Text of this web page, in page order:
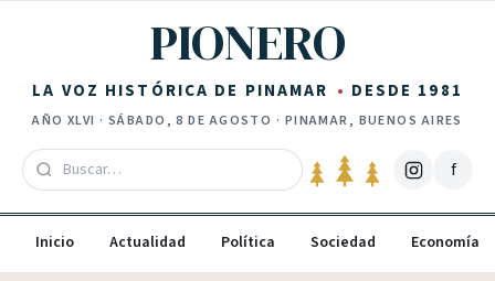
PIONERO
LA VOZ HISTÓRICA DE PINAMAR DESDE 1981
AÑO XLVI · SÁBADO, 8 DE AGOSTO · PINAMAR, BUENOS AIRES
f
Inicio Actualidad Política Sociedad Economía